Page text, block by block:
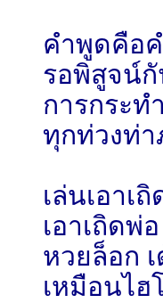
คำพูดคือ
รอพิสูจน์
การกระท
ทุกท่วงท่
เล่นเอาเ
เอาเถิด
หวยล็อก
เหมือนไฮ